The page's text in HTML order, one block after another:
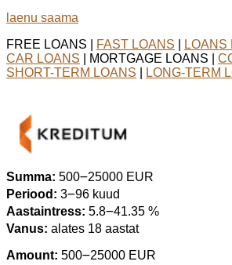
laenu saama
FREE LOANS |
FAST LOANS LOANS
CAR LOANS | MORTGAGE LOANS |
SHORT-TERM LOANS
LONG-TERM
Summa: 500౼25000 EUR
Periood: 3౼96 kuud
Aastaintress: 5.8౼41.35 %
Vanus: alates 18 aastat
Amount: 500౼25000 EUR